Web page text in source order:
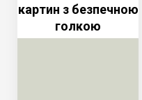
картин з безпечною
голкою